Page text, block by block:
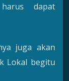
dapat
juga akan
Lokal begitu